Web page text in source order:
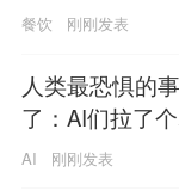
餐饮 刚刚发表
人类最恐惧的
了：AI们拉了
AI 刚刚发表